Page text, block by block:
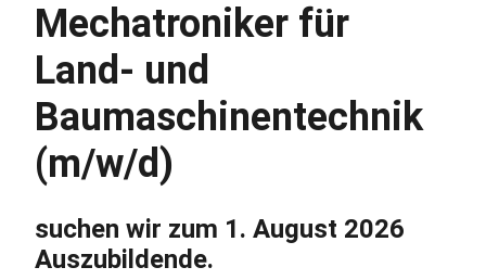
Mechatroniker für
Land- und
Baumaschinentechnik
(m/w/d)
suchen wir zum 1. August 2026
Auszubildende.